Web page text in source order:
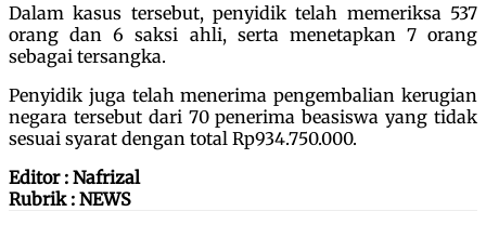
Dalam kasus tersebut, penyidik telah memeriksa 537
orang dan 6 saksi ahli, serta menetapkan 7 orang
sebagai tersangka.
Penyidik juga telah menerima pengembalian kerugian
negara tersebut dari 70 penerima beasiswa yang tidak
sesuai syarat dengan total Rp934.750.000.
Editor : Nafrizal
Rubrik : NEWS